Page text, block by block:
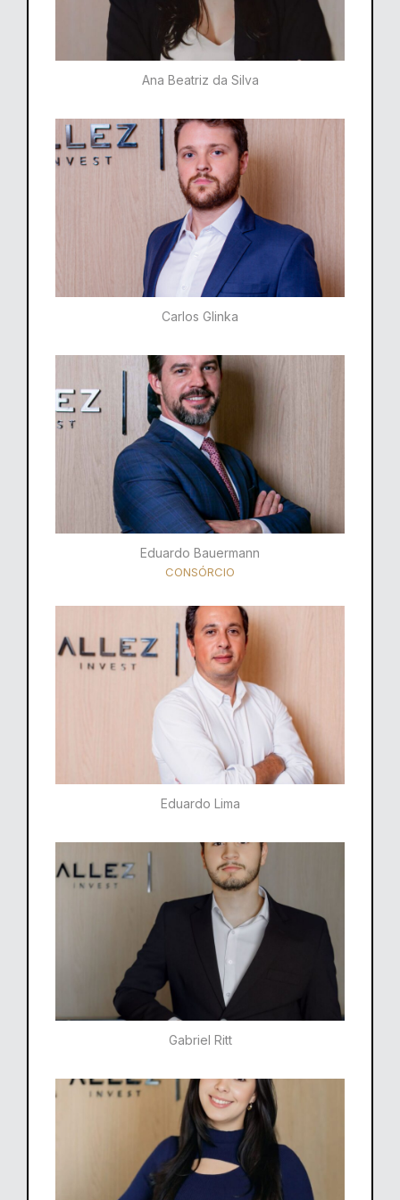
Ana Beatriz da Silva
Carlos Glinka
Eduardo Bauermann
CONSÓRCIO
Eduardo Lima
Gabriel Ritt